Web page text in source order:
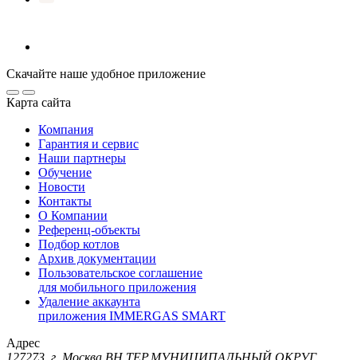
Скачайте наше удобное приложение
Карта сайта
Компания
Гарантия и сервис
Наши партнеры
Обучение
Новости
Контакты
О Компании
Референц-объекты
Подбор котлов
Архив документации
Пользовательское соглашение
для мобильного приложения
Удаление аккаунта
приложения IMMERGAS SMART
Адрес
127273, г. Москва ВН.ТЕР.МУНИЦИПАЛЬНЫЙ ОКРУГ